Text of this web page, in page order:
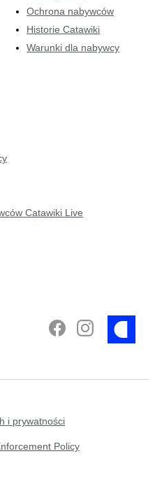
Ochrona nabywców
Historie Catawiki
Warunki dla nabywcy
Catawiki Live
i prywatności
Policy